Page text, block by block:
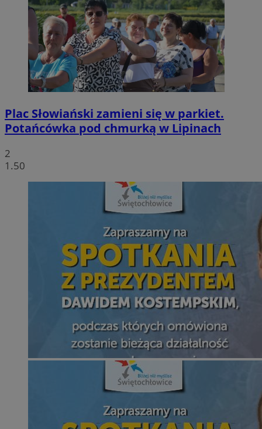
Plac Słowiański zamieni się w parkiet.
Potańcówka pod chmurką w Lipinach
2
1.50